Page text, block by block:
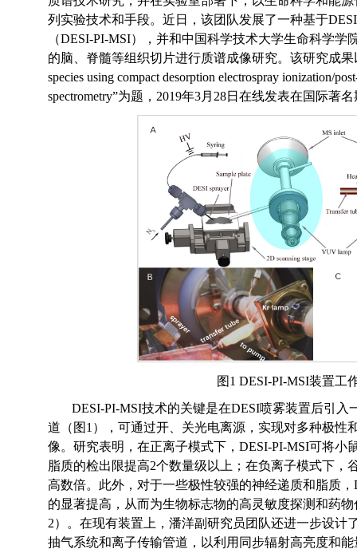
列实验技术和手段。近日，该团队发展了一种基于DESI
（DESI-PI-MSI），并和中国科学技术大学生命科学学
的脑、脊髓等组织切片进行质谱成像研究。该研究成果
species using compact desorption electrospray ionization/
spectrometry”为题， 2019年3月 28日在线发表在国际著
图1 DESI-PI-MSI装置工
DESI-PI-MSI技术的关键是在DESI喷雾装置后引入
道（图1 ），可通过开、关光电离源，实现对多种极性
像。研究表明，在正离子模式下， DESI-PI-MSI可将小
脂质的检出限提高2个数量级以上；在负离子模式下，
高数倍。此外，对于一些极性较强的神经递质和脂质，
的显著提高，从而为生物标志物的高灵敏度探测和药
2）。在现有装置上，潘洋副研究员团队还进一步设计
抽气系统和离子传输管道，以利用同步辐射高亮度和